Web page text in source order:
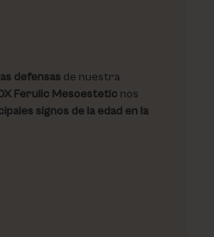
defensasde nuestra
Ferulic Mesoesteticnos
signos de la edad en la